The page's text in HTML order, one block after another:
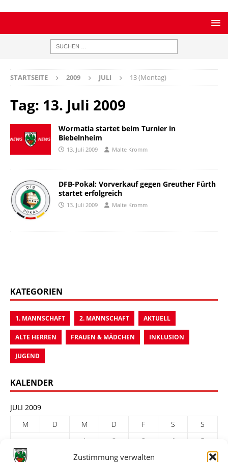
Zustimmung verwalten
STARTSEITE 2009 JULI 13 (Montag)
Tag: 13. Juli 2009
Wormatia startet beim Turnier in
Biebelnheim
13. Juli 2009 Malte Kromm
DFB-Pokal: Vorverkauf gegen Greuther Fürth
startet erfolgreich
13. Juli 2009 Malte Kromm
KATEGORIEN
1. MANNSCHAFT 2. MANNSCHAFT AKTUELL
ALTE HERREN FRAUEN & MÄDCHEN INKLUSION
JUGEND
KALENDER
JULI 2009
M
D M D F S
S
1
2 3 4
5
6
8 9 10